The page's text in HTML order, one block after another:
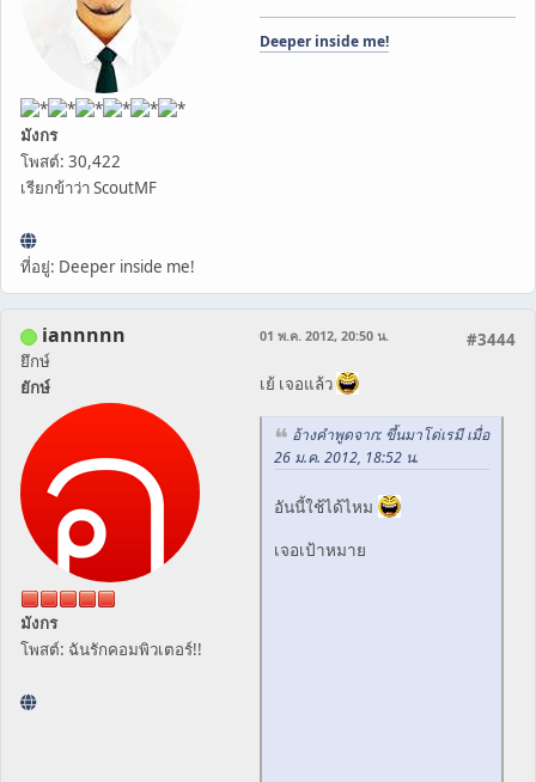
มังกร
โพสต์: 30,422
เรียกข้าว่า ScoutMF
ที่อยู่: Deeper inside me!
Deeper inside me!
iannnnn
ยึกษ์
ยักษ์
มังกร
โพสต์: ฉันรักคอมพิวเตอร์!!
#3444
01 พ.ค. 2012, 20:50 น.
เย้ เจอแล้ว
อ้างคำพูดจาก: ขึ้นมาโด่เรมี เมื่อ
26 ม.ค. 2012, 18:52 น.
อันนี้ใช้ได้ไหม
เจอเป้าหมาย